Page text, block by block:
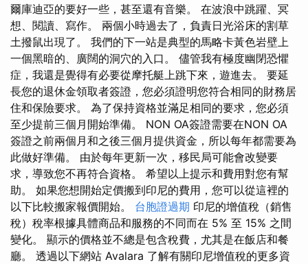
爾庫迪亞的要好一些，甚至還有音樂。 在波浪中跳躍、冥
想、閱讀、寫作。 兩個小時過去了，負責日光浴床的割草
土撥鼠出現了。 我們的下一站是典型的馬略卡黃色岩壁上
一個黑暗的、廣闊的洞穴的入口。 儘管我有極度幽閉恐懼
症，我還是覺得有必要從摩托艇上跳下來，遊進去。 要延
長您的退休金領取者簽證，您必須證明您符合相同的財務居
住和保險要求。 為了保持資格並滿足相同的要求，您必須
至少提前三個月開始準備。 NON OA簽證需要在NON OA
簽證之前兩個月和之後三個月提供資金，所以每年都需要為
此做好準備。 由於每年更新一次，移民局可能會改變要
求，導致您不再符合資格。 希望以上提示和費用對您有幫
助。 如果您想開始定價搬到印尼的費用，您可以從這裡的
以下比較搬家報價開始。 台胞證過期 印尼的增值稅（銷售
稅）稅率根據具體商品和服務的不同而在 5% 至 15% 之間
變化。 顯示的價格並不總是包含稅費，尤其是在飯店和餐
廳。 透過以下網站 Avalara 了解有關印尼增值稅的更多資